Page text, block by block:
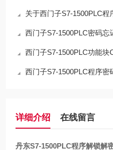
关于西门子S7-1500PLC程
西门子S7-1500PLC密码忘记解密应
西门子S7-1500PLC功能
西门子S7-1500PLC程序密码解密
详细介绍 在线留言
丹东S7-1500PLC程序解锁解